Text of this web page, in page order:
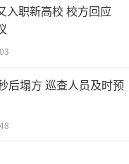
入职新高校 校方回应
后塌方 巡查人员及时预